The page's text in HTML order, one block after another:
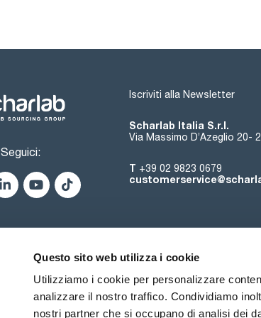
Questo sito web utilizza i cookie
Utilizziamo i cookie per personalizzare
analizzare il nostro traffico. Condividiamo
nostri partner che si occupano di analisi dei
Seguici:
Iscriviti alla Newsletter
Scharlab Italia S.r.l.
Via Massimo D’Azeglio 20-
T +39 02 9823 0679
Chi siamo